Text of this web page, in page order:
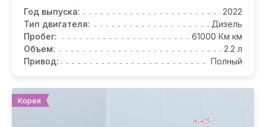
Год выпуска:
2022
Тип двигателя:
Дизель
Пробег:
61000 Км км
Объем:
2.2 л
Привод:
Полный
Корея